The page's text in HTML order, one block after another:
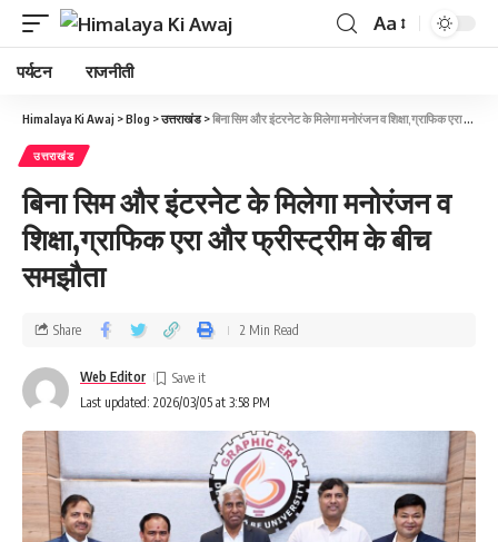
Aa
पर्यटन राजनीती
Himalaya Ki Awaj >Blog >उत्तराखंड>बिना सिम और इंटरनेट के मिलेगा मनोरंजन व शिक्षा,ग्राफिक एरा और फ्रीस्ट्रीम के बीच समझौता
उत्तराखंड
बिना सिम और इंटरनेट के मिलेगा मनोरंजन व
शिक्षा,ग्राफिक एरा और फ्रीस्ट्रीम के बीच
समझौता
Last updated: 2026/03/05 at 3:58 PM
Web Editor
Share 2 Min Read